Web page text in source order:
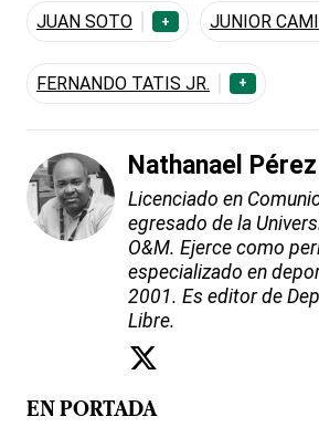
JUAN SOTO + JUNIOR
FERNANDO TATIS JR. +
Nathanael
Licenciado en
egresado de la
O&M. Ejerce como
especializado en
2001. Es editor de
Libre.
EN PORTADA